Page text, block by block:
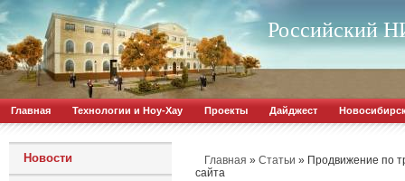
Российский
Главная Технологии и Ноу-Хау Проекты Дайджест
Новости Главная » Статьи » Продвижение по
сайта